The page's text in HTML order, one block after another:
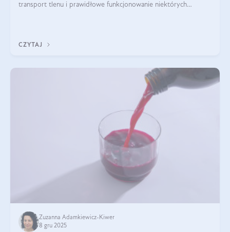
transport tlenu i prawidłowe funkcjonowanie niektórych
CZYTAJ
Zuzanna Adamkiewicz-Kiwer
8 gru 2025